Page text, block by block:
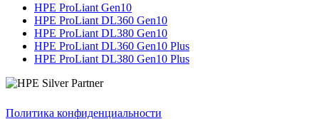
HPE ProLiant Gen10
HPE ProLiant DL360 Gen10
HPE ProLiant DL380 Gen10
HPE ProLiant DL360 Gen10 Plus
HPE ProLiant DL380 Gen10 Plus
Политика конфиденциальности